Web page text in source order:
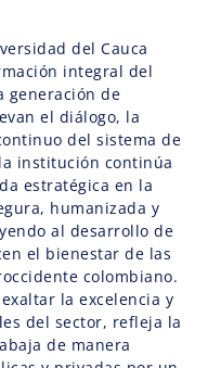
del Cauca
integral del
generación de
el diálogo, la
del sistema de
institución continúa
estratégica en la
humanizada y
al desarrollo de
el bienestar de las
colombiano.
la excelencia y
del sector, refleja la
de manera